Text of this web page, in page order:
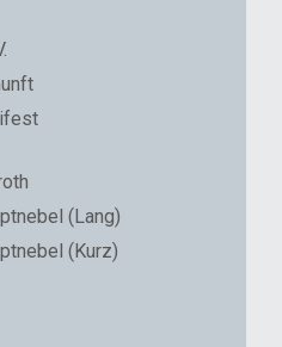
(Lang)
(Kurz)